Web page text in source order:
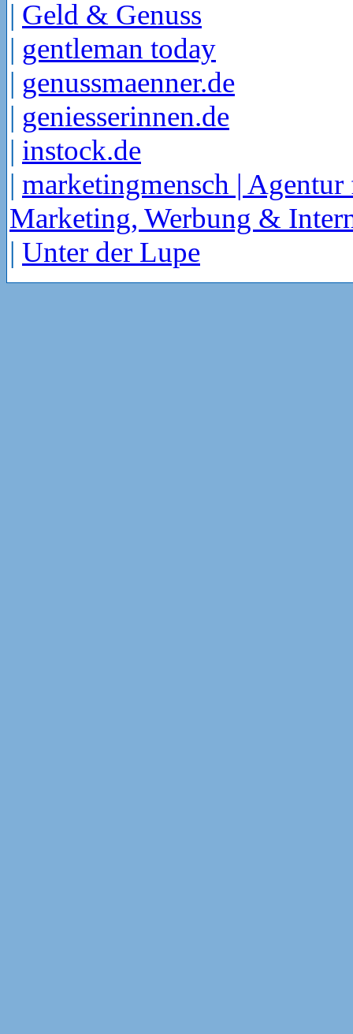
| Geld & Genuss
| gentleman today
| genussmaenner.de
| geniesserinnen.de
| instock.de
| marketingmensch | Agentur
Marketing, Werbung &
| Unter der Lupe